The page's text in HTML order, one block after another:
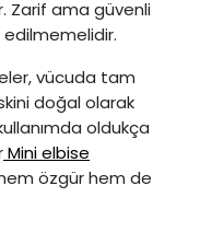
Zarif ama güvenli
vücuda tam
doğal olarak
oldukça
Mini elbise
özgür hem de